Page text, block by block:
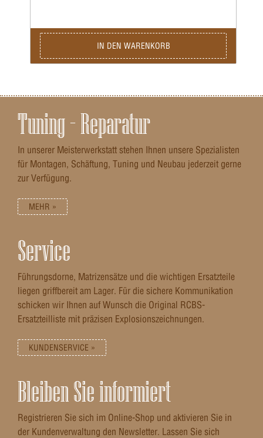
IN DEN WARENKORB
Tuning – Reparatur
In unserer Meisterwerkstatt stehen Ihnen unsere Spezialisten
für Montagen, Schäftung, Tuning und Neubau jederzeit gerne
zur Verfügung.
MEHR »
Service
Führungsdorne, Matrizensätze und die wichtigen Ersatzteile
liegen griffbereit am Lager. Für die sichere Kommunikation
schicken wir Ihnen auf Wunsch die Original RCBS-
Ersatzteilliste mit präzisen Explosionszeichnungen.
KUNDENSERVICE »
Bleiben Sie informiert
Registrieren Sie sich im Online-Shop und aktivieren Sie in
der Kundenverwaltung den Newsletter. Lassen Sie sich